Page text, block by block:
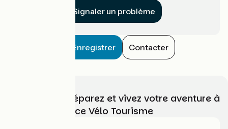
Signaler un problème
Enregistrer Contacter
Choisissez, préparez et vivez votre aventure à
vélo avec France Vélo Tourisme